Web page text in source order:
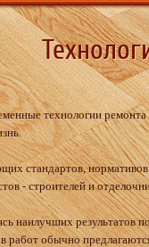
технологии
стандартов,
- строителей и
наилучших результатов
работ обычно